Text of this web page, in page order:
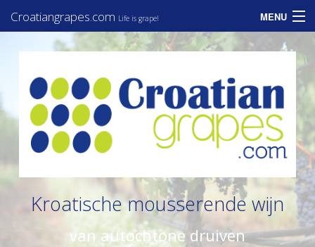
Croatiangrapes.com Life is grape! MENU
Assortiment
Informatie
Zakelijk
Consumenten
NieuwsKroatische mousserende wijn
van autochtone druiven